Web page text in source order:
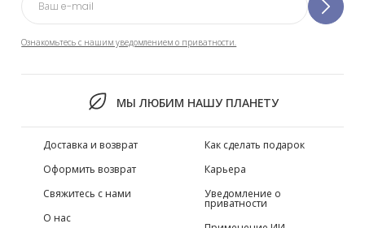
Ознакомьтесь с нашим уведомлением о приватности.
МЫ ЛЮБИМ НАШУ ПЛАНЕТУ
Доставка и возврат
Оформить возврат
Свяжитесь с нами
О нас
Как сделать подарок
Карьера
Уведомление о
приватности